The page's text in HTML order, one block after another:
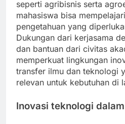
seperti agribisnis serta
mahasiswa bisa
pengetahuan yang
Dukungan dari kerjasama
dan bantuan dari civitas
memperkuat lingkungan
transfer ilmu dan teknologi
relevan untuk kebutuhan di
Inovasi teknologi